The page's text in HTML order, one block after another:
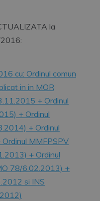
la
cu: Ordinul comun
in in MOR
+ Ordinul
+ Ordinul
+ Ordinul
MMFPSPV
+ Ordinul
78/6.02.2013) +
si INS